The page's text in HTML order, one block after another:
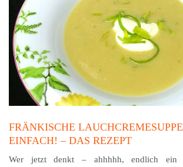
FRÄNKISCHE
EINFACH! – DAS REZEPT
Wer jetzt denkt – ahhhhh, endlich ein